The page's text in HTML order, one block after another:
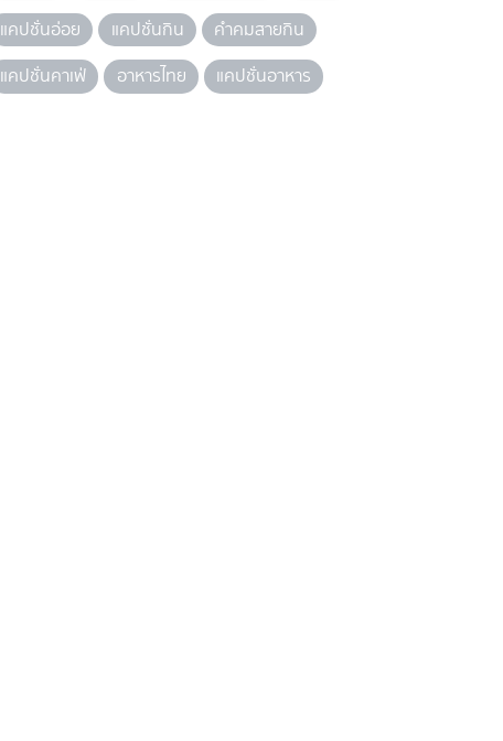
แคปชั่นอ่อย
แคปชั่นกิน
คำคมสายกิน
แคปชั่นคาเฟ่
อาหารไทย แคปชั่นอาหาร